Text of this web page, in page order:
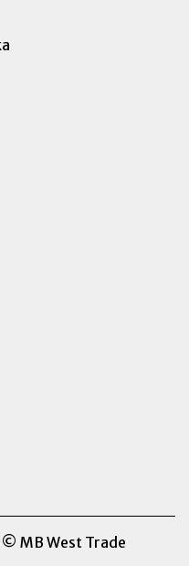
MB West Trade